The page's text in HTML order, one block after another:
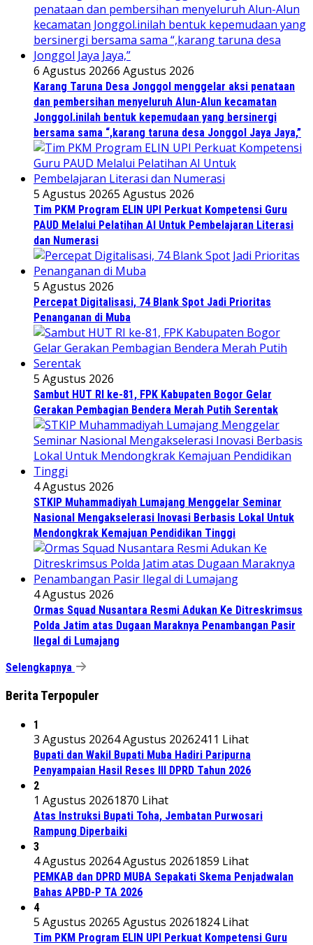
6 Agustus 20266 Agustus 2026
Karang Taruna Desa Jonggol menggelar aksi penataan
dan pembersihan menyeluruh Alun-Alun kecamatan
Jonggol.inilah bentuk kepemudaan yang bersinergi
bersama sama “,karang taruna desa Jonggol Jaya Jaya,”
5 Agustus 20265 Agustus 2026
Tim PKM Program ELIN UPI Perkuat Kompetensi Guru
PAUD Melalui Pelatihan AI Untuk Pembelajaran Literasi
dan Numerasi
5 Agustus 2026
Percepat Digitalisasi, 74 Blank Spot Jadi Prioritas
Penanganan di Muba
5 Agustus 2026
Sambut HUT RI ke-81, FPK Kabupaten Bogor Gelar
Gerakan Pembagian Bendera Merah Putih Serentak
4 Agustus 2026
STKIP Muhammadiyah Lumajang Menggelar Seminar
Nasional Mengakselerasi Inovasi Berbasis Lokal Untuk
Mendongkrak Kemajuan Pendidikan Tinggi
4 Agustus 2026
Ormas Squad Nusantara Resmi Adukan Ke Ditreskrimsus
Polda Jatim atas Dugaan Maraknya Penambangan Pasir
Ilegal di Lumajang
Selengkapnya
Berita Terpopuler
1
3 Agustus 20264 Agustus 20262411 Lihat
Bupati dan Wakil Bupati Muba Hadiri Paripurna
Penyampaian Hasil Reses III DPRD Tahun 2026
2
1 Agustus 20261870 Lihat
Atas Instruksi Bupati Toha, Jembatan Purwosari
Rampung Diperbaiki
3
4 Agustus 20264 Agustus 20261859 Lihat
PEMKAB dan DPRD MUBA Sepakati Skema Penjadwalan
Bahas APBD-P TA 2026
4
5 Agustus 20265 Agustus 20261824 Lihat
Tim PKM Program ELIN UPI Perkuat Kompetensi Guru